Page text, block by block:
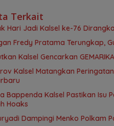
Terkait
Hari Jadi Kalsel ke-76
Fredy Pratama Terungkap,
Kalsel Gencarkan
Kalsel Matangkan
Bappenda Kalsel Pastikan Isu
Hoaks
Dampingi Menko Polkam